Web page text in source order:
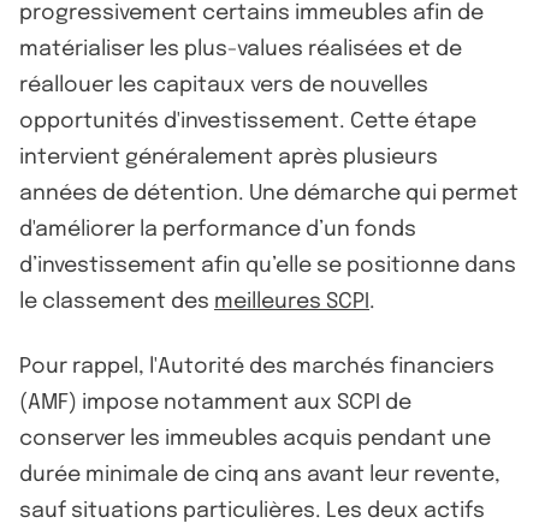
progressivement certains immeubles afin de
matérialiser les plus-values réalisées et de
réallouer les capitaux vers de nouvelles
opportunités d'investissement. Cette étape
intervient généralement après plusieurs
années de détention. Une démarche qui permet
d'améliorer la performance d’un fonds
d’investissement afin qu’elle se positionne dans
le classement des meilleures SCPI .
Pour rappel, l'Autorité des marchés financiers
(AMF) impose notamment aux SCPI de
conserver les immeubles acquis pendant une
durée minimale de cinq ans avant leur revente,
sauf situations particulières. Les deux actifs